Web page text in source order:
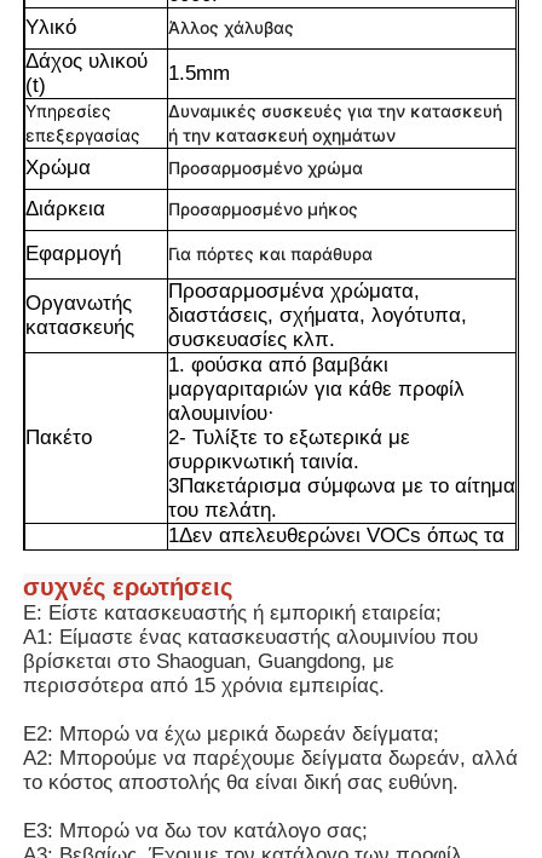
Σχετικά με εμάς
Επισκέψεις στο εργοστάσιο
Ποιοτικός έλεγχος
Επικοινωνήστε μαζί μας
Ειδήσεις
Υλικό
Άλλος χάλυβας
Δάχος υλικού
(t)
1.5mm
Υπηρεσίες
επεξεργασίας
Δυναμικές συσκευές για την κατασκευή
ή την κατασκευή οχημάτων
Χρώμα Προσαρμοσμένο χρώμα
Διάρκεια Προσαρμοσμένο μήκος
Εφαρμογή Για πόρτες και παράθυρα
Οργανωτής
κατασκευής
Προσαρμοσμένα χρώματα,
διαστάσεις, σχήματα, λογότυπα,
συσκευασίες κλπ.
Πακέτο
1. φούσκα από βαμβάκι
μαργαριταριών για κάθε προφίλ
αλουμινίου·
2- Τυλίξτε το εξωτερικά με
συρρικνωτική ταινία.
3Πακετάρισμα σύμφωνα με το αίτημα
του πελάτη.
1Δεν απελευθερώνει VOCs όπως τα
φιλικό στην ποιότητα του αέρα σε
εσωτερικούς χώρους.
2Σε σύγκριση με τα ξύλινα υλικά, τα
προφίλ αλουμινίου δεν επηρεάζονται
από τις αλλαγές θερμοκρασίας και
υγρασίας.Διατηρούν σταθερή δομή
για μεγάλο χρονικό διάστημα χρήσης
και δεν θα υποστούν ρωγμές ή
παραμόρφωση.
3Η σχεδίαση χωρίς εκτεθειμένες
βίδες δίνει μια καθαρή και υψηλής
ποιότητας οπτική εμφάνιση και
συχνές ερωτήσεις
Ε: Είστε κατασκευαστής ή εμπορική εταιρεία;
Α1: Είμαστε ένας κατασκευαστής αλουμινίου που
βρίσκεται στο Shaoguan, Guangdong, με
περισσότερα από 15 χρόνια εμπειρίας.
Ε2: Μπορώ να έχω μερικά δωρεάν δείγματα;
Α2: Μπορούμε να παρέχουμε δείγματα δωρεάν, αλλά
το κόστος αποστολής θα είναι δική σας ευθύνη.
Ε3: Μπορώ να δω τον κατάλογο σας;